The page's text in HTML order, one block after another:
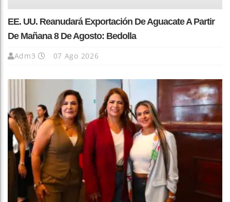
EE. UU. Reanudará Exportación De Aguacate A Partir
De Mañana 8 De Agosto: Bedolla
Adm3 07 Ago 2026